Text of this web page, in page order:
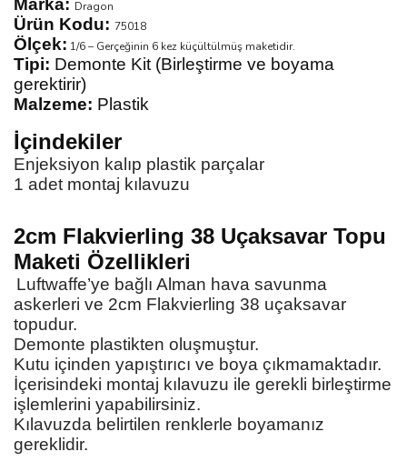
Marka: Dragon
Ürün Kodu: 75018
Ölçek: 1/6 – Gerçeğinin 6 kez küçültülmüş maketidir.
Tipi: Demonte Kit (Birleştirme ve boyama
gerektirir)
Malzeme: Plastik
İçindekiler
Enjeksiyon kalıp plastik parçalar
1 adet montaj kılavuzu
2cm Flakvierling 38 Uçaksavar Topu
Maketi Özellikleri
Luftwaffe’ye bağlı Alman hava savunma
askerleri ve 2cm Flakvierling 38 uçaksavar
topudur.
Demonte plastikten oluşmuştur.
Kutu içinden yapıştırıcı ve boya çıkmamaktadır.
İçerisindeki montaj kılavuzu ile gerekli birleştirme
işlemlerini yapabilirsiniz.
Kılavuzda belirtilen renklerle boyamanız
gereklidir.